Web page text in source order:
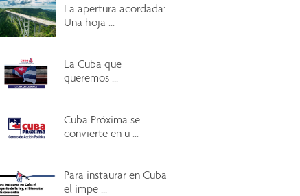
La apertura acordada:
Una hoja ...
La Cuba que
queremos ...
Cuba Próxima se
convierte en u ...
Para instaurar en Cuba
el impe ...